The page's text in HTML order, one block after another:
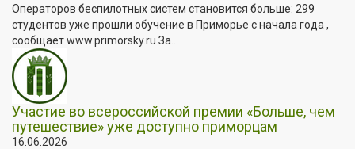
Операторов беспилотных систем становится больше: 299
студентов уже прошли обучение в Приморье с начала года ,
сообщает www.primorsky.ru За...
Участие во всероссийской премии «Больше, чем
путешествие» уже доступно приморцам
16.06.2026